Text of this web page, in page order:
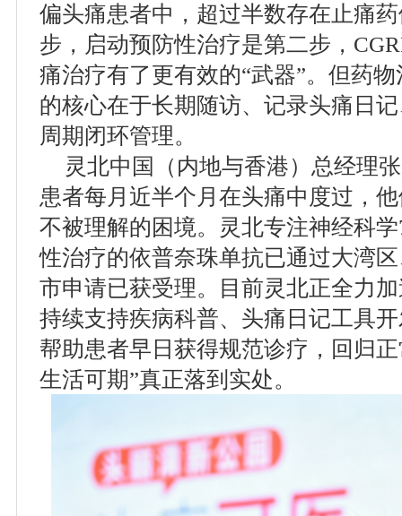
偏头痛患者中，超过半数存在止痛
步，启动预防性治疗是第二步，
痛治疗有了更有效的“武器”。但药
的核心在于长期随访、记录头痛日
周期闭环管理。
灵北中国（内地与香港）总经理
患者每月近半个月在头痛中度过，
不被理解的困境。灵北专注神经科
性治疗的依普奈珠单抗已通过大湾
市申请已获受理。目前灵北正全力
持续支持疾病科普、头痛日记工具
帮助患者早日获得规范诊疗，回归
生活可期”真正落到实处。